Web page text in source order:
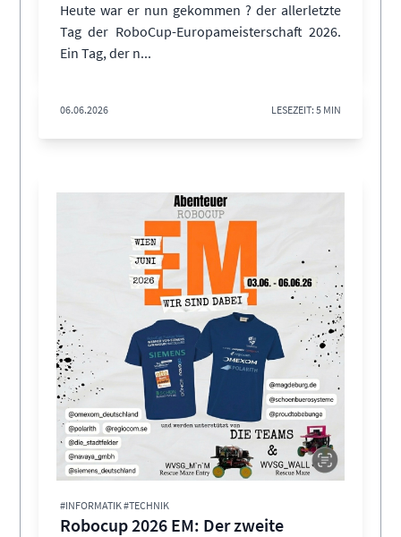
Heute war er nun gekommen ? der allerletzte
Tag der RoboCup-Europameisterschaft 2026.
Ein Tag, der n...
06.06.2026 LESEZEIT: 5 MIN
#INFORMATIK #TECHNIK
Robocup 2026 EM: Der zweite